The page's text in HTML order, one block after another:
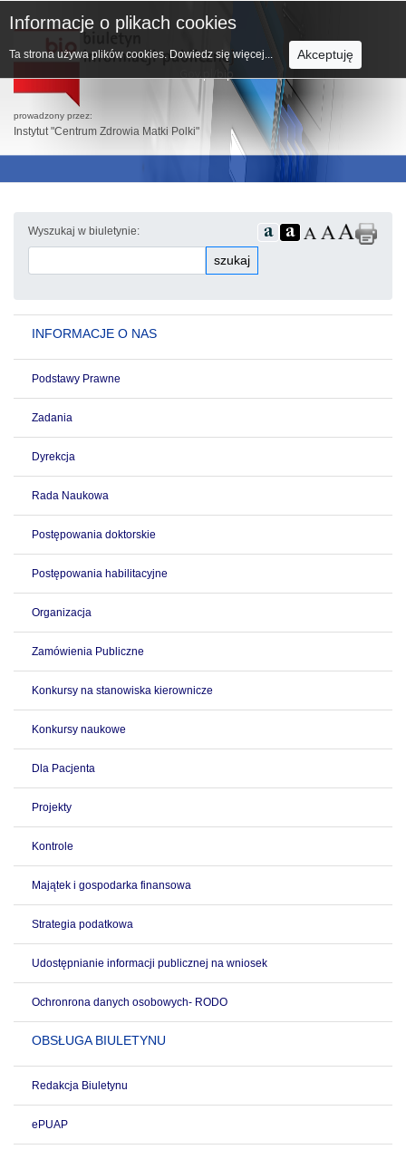
prowadzony przez:
Instytut "Centrum Zdrowia Matki Polki"
Wyszukaj w biuletynie:
szukaj
INFORMACJE O NAS
Podstawy Prawne
Zadania
Dyrekcja
Rada Naukowa
Postępowania doktorskie
Postępowania habilitacyjne
Organizacja
Zamówienia Publiczne
Konkursy na stanowiska kierownicze
Konkursy naukowe
Dla Pacjenta
Projekty
Kontrole
Majątek i gospodarka finansowa
Strategia podatkowa
Udostępnianie informacji publicznej na wniosek
Ochronrona danych osobowych- RODO
OBSŁUGA BIULETYNU
Redakcja Biuletynu
ePUAP
Informacje o plikach cookies
Ta strona używa plików cookies. Dowiedz się więcej... Akceptuję